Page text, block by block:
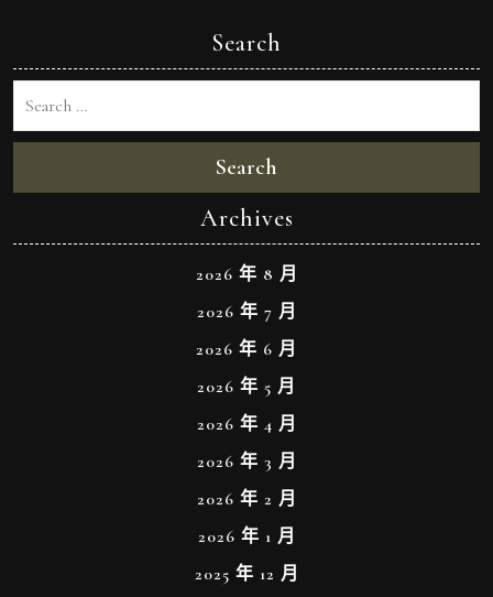
Search
Search
Archives
2026 年 8 月
2026 年 7 月
2026 年 6 月
2026 年 5 月
2026 年 4 月
2026 年 3 月
2026 年 2 月
2026 年 1 月
2025 年 12 月